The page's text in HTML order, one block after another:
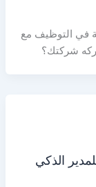
في التوظيف مع
شركتك؟